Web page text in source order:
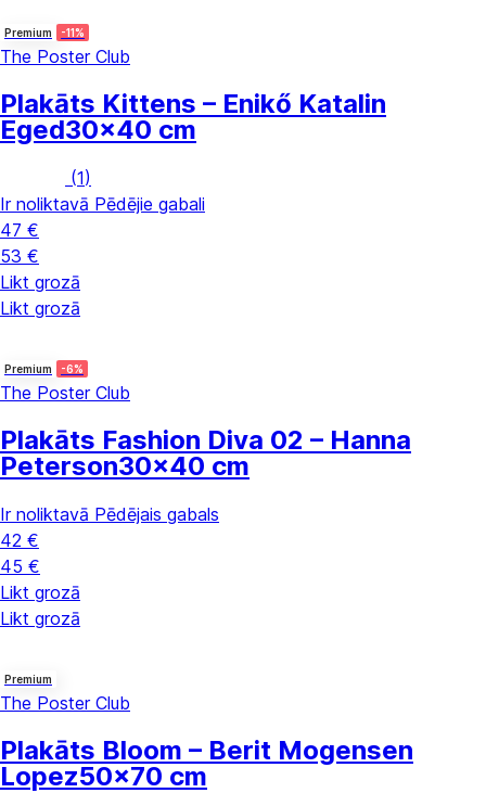
Premium -11%
The Poster Club
Plakāts Kittens – Enikő Katalin
Eged30x40 cm
(1)
Ir noliktavā Pēdējie gabali
47 €
53 €
Likt grozā
Likt grozā
Premium -6%
The Poster Club
Plakāts Fashion Diva 02 – Hanna
Peterson30x40 cm
Ir noliktavā Pēdējais gabals
42 €
45 €
Likt grozā
Likt grozā
Premium
The Poster Club
Plakāts Bloom – Berit Mogensen
Lopez50x70 cm